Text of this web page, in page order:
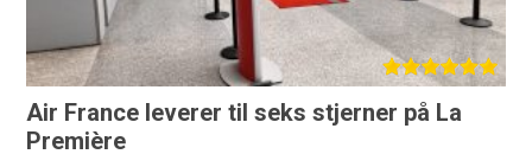
Air France leverer til seks stjerner på La
Première